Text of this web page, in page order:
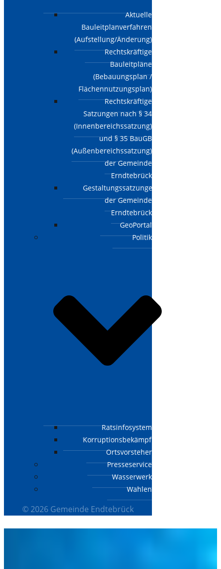
Aktuelle
Bauleitplanverfahren
(Aufstellung/Änderung)
Rechtskräftige
Bauleitpläne
(Bebauungsplan /
Flächennutzungsplan)
Rechtskräftige
Satzungen nach § 34
(Innenbereichssatzung)
und § 35 BauGB
(Außenbereichssatzung)
der Gemeinde
Erndtebrück
Gestaltungssatzungen
der Gemeinde
Erndtebrück
GeoPortal
Politik
Ratsinfosystem
Korruptionsbekämpfungsgesetz
Ortsvorsteher
Presseservice
Wasserwerk
Wahlen
© 2026 Gemeinde Endtebrück